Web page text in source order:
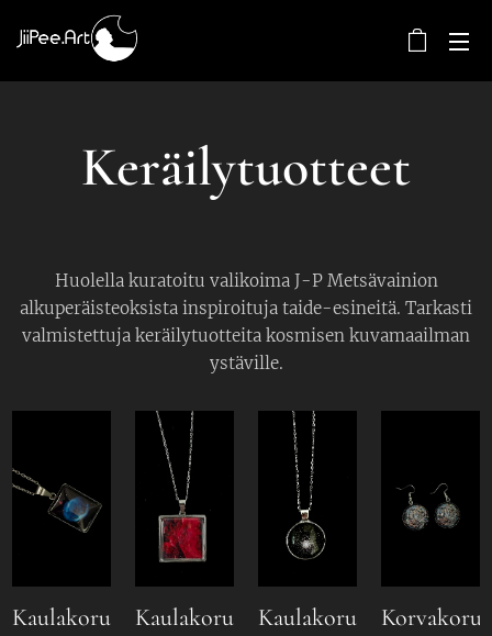
Keräilytuotteet
Huolella kuratoitu valikoima J-P Metsävainion
alkuperäisteoksista inspiroituja taide-esineitä. Tarkasti
valmistettuja keräilytuotteita kosmisen kuvamaailman
ystäville.
Kaulakoru Kaulakoru Kaulakoru Korvakorut